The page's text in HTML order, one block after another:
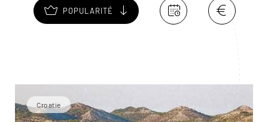
POPULARITÉ
Croatie